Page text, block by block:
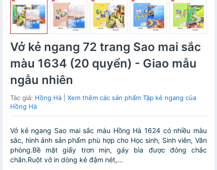
Vở kẻ ngang 72 trang Sao mai sắc
màu 1634 (20 quyển) - Giao mẫu
ngẫu nhiên
Tác giả: Hồng Hà
Xem thêm các sản phẩm Tập kẻ ngang của
Hồng Hà
Vở kẻ ngang Sao mai sắc màu Hồng Hà 1624 có nhiều màu
sắc, hình ảnh sản phẩm phù hợp cho Học sinh, Sinh viên, Văn
phòng.Bề mặt giấy trơn mịn, gáy bìa được đóng chắc
chắn.Ruột vở in dòng kẻ đậm nét,...